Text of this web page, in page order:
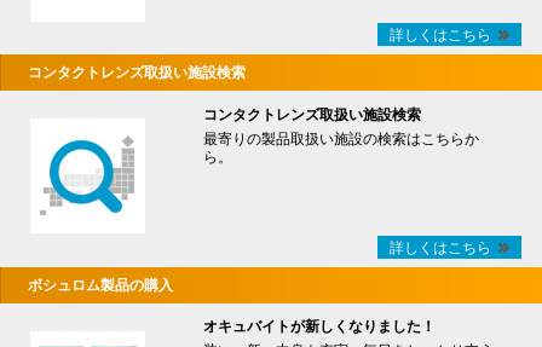
詳しくはこちら
コンタクトレンズ取扱い施設検索
コンタクトレンズ取扱い施設検索
最寄りの製品取扱い施設の検索はこちらか
ら。
詳しくはこちら
ボシュロム製品の購入
オキュバイトが新しくなりました！